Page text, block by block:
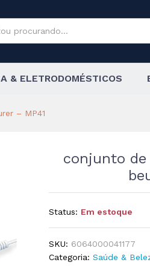
& ELETRODOMÉSTICOS
– MP41
conjunto
Status: Em estoque
SKU: 6064000041177
Categoria: Saúde &